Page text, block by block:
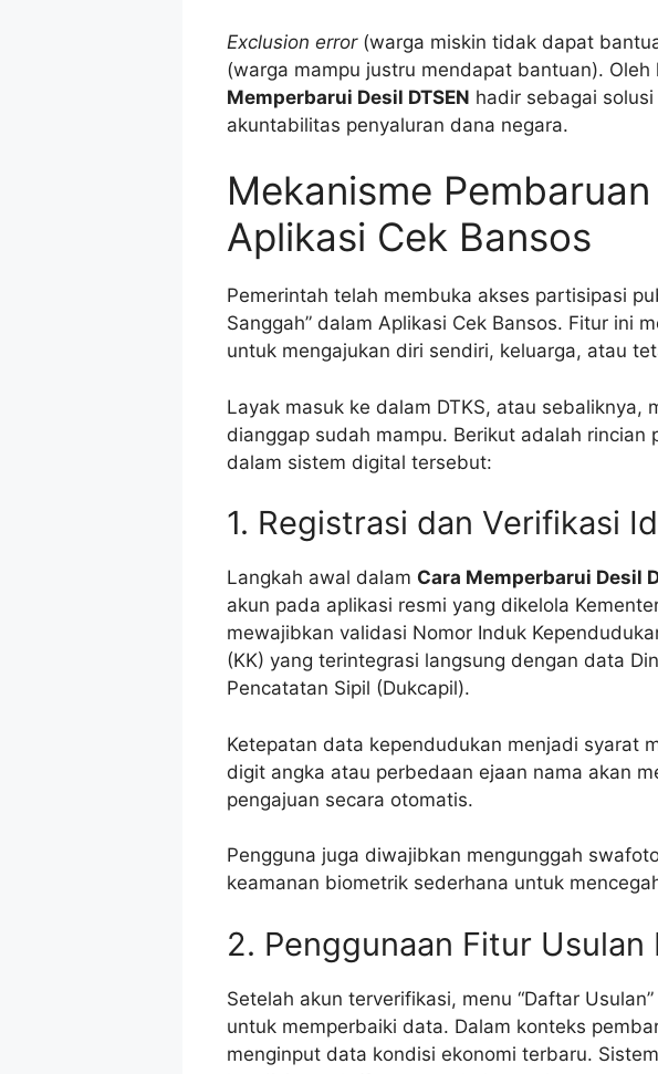
Exclusion error(warga miskin tidak dapat
(warga mampu justru mendapat bantuan). Oleh
Memperbarui Desil DTSEN hadir sebagai
akuntabilitas penyaluran dana negara.
Mekanisme
Aplikasi Cek Bansos
Pemerintah telah membuka akses partisipasi
Sanggah” dalam Aplikasi Cek Bansos. Fitur ini
untuk mengajukan diri sendiri, keluarga, atau
Layak masuk ke dalam DTKS, atau sebaliknya,
dianggap sudah mampu. Berikut adalah rincian
dalam sistem digital tersebut:
1. Registrasi dan Verifikasi
Langkah awal dalam Cara Memperbarui Desil
akun pada aplikasi resmi yang dikelola
mewajibkan validasi Nomor Induk
(KK) yang terintegrasi langsung dengan data
Pencatatan Sipil (Dukcapil).
Ketepatan data kependudukan menjadi syarat
digit angka atau perbedaan ejaan nama akan
pengajuan secara otomatis.
Pengguna juga diwajibkan mengunggah
keamanan biometrik sederhana untuk
2. Penggunaan Fitur Usulan
Setelah akun terverifikasi, menu “Daftar
untuk memperbaiki data. Dalam konteks
menginput data kondisi ekonomi terbaru.